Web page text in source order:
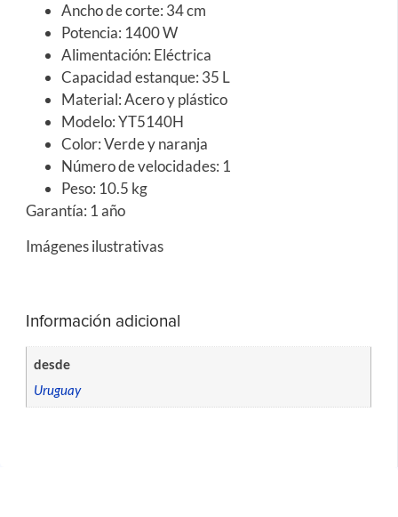
Ancho de corte: 34 cm
Potencia: 1400 W
Alimentación: Eléctrica
Capacidad estanque: 35 L
Material: Acero y plástico
Modelo: YT5140H
Color: Verde y naranja
Número de velocidades: 1
Peso: 10.5 kg
Garantía: 1 año
Imágenes ilustrativas
Información adicional
desde
Uruguay